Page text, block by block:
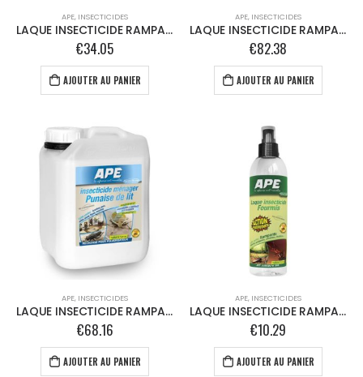
APE, INSECTICIDES
LAQUE INSECTICIDE RAMPANTS – 1L
€34.05
AJOUTER AU PANIER
APE, INSECTICIDES
LAQUE INSECTICIDE RAMPANTS – 2,5L
€82.38
AJOUTER AU PANIER
APE, INSECTICIDES
LAQUE INSECTICIDE RAMPANTS – 2,5L
€68.16
AJOUTER AU PANIER
APE, INSECTICIDES
LAQUE INSECTICIDE RAMPANTS – 250ml
€10.29
AJOUTER AU PANIER